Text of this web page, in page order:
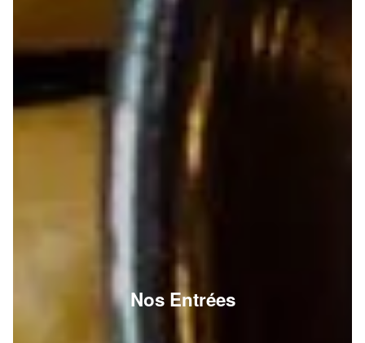
Nos Entrées